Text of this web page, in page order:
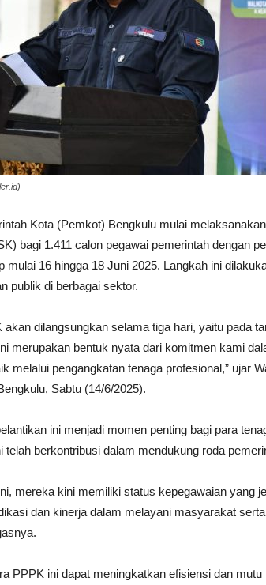
Kota (Pemkot) Bengkulu mulai
bagi 1.411 calon pegawai pemerintah dengan
mulai 16 hingga 18 Juni 2025. Langkah ini
publik di berbagai sektor.
akan dilangsungkan selama tiga hari, yaitu pada
merupakan bentuk nyata dari komitmen kami
melalui pengangkatan tenaga profesional,” ujar
Sabtu (14/6/2025).
ini menjadi momen penting bagi para
berkontribusi dalam mendukung roda
mereka kini memiliki status kepegawaian yang
dan kinerja dalam melayani masyarakat
PPPK ini dapat meningkatkan efisiensi dan mutu